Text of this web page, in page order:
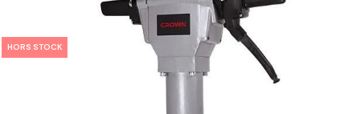
HORS STOCK